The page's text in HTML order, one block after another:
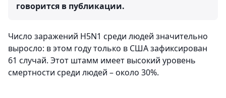
говорится в публикации.
Число заражений H5N1 среди людей значительно
выросло: в этом году только в США зафиксирован
61 случай. Этот штамм имеет высокий уровень
смертности среди людей – около 30%.